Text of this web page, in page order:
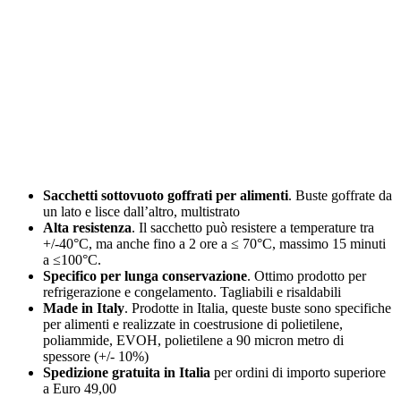
Sacchetti sottovuoto goffrati per alimenti. Buste goffrate da
un lato e lisce dall’altro, multistrato
Alta resistenza. Il sacchetto può resistere a temperature tra
+/-40°C, ma anche fino a 2 ore a ≤ 70°C, massimo 15 minuti
a ≤100°C.
Specifico per lunga conservazione. Ottimo prodotto per
refrigerazione e congelamento. Tagliabili e risaldabili
Made in Italy. Prodotte in Italia, queste buste sono specifiche
per alimenti e realizzate in coestrusione di polietilene,
poliammide, EVOH, polietilene a 90 micron metro di
spessore (+/- 10%)
Spedizione gratuita in Italia per ordini di importo superiore
a Euro 49,00